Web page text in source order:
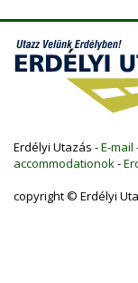
Erdélyi Utazás -E-mail
accommodationok -
copyright © Erdélyi